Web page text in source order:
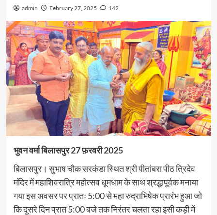
admin February 27, 2025 142
भुवन वर्मा बिलासपुर 27 फ़रवरी 2025
बिलासपुर। सुभाष चौक सरकंडा स्थित श्री पीतांबरा पीठ त्रिदेव
मंदिर में महाशिवरात्रि महोत्सव धूमधाम के साथ श्रद्धापूर्वक मनाया
गया इस अवसर पर प्रातः 5:00 से महा रुद्राभिषेक प्रारंभ हुआ जो
कि दूसरे दिन प्रात 5:00 बजे तक निरंतर चलता रहा इसी कड़ी में